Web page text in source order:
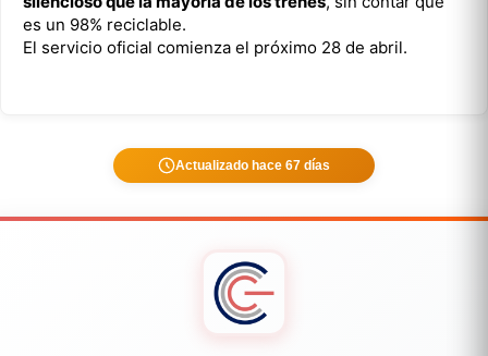
es un 98% reciclable.
El servicio oficial comienza el próximo 28 de abril.
Actualizado hace 67 días